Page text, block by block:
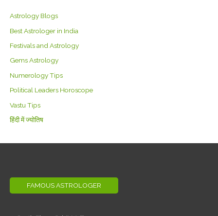
Astrology Blogs
Best Astrologer in India
Festivals and Astrology
Gems Astrology
Numerology Tips
Political Leaders Horoscope
Vastu Tips
हिंदी में ज्योतिष
FAMOUS ASTROLOGER